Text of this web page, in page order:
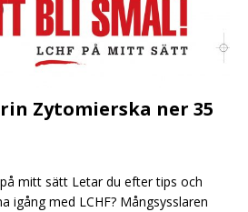
Zytomierska ner 35
mitt sätt Letar du efter tips och
igång med LCHF? Mångsysslaren